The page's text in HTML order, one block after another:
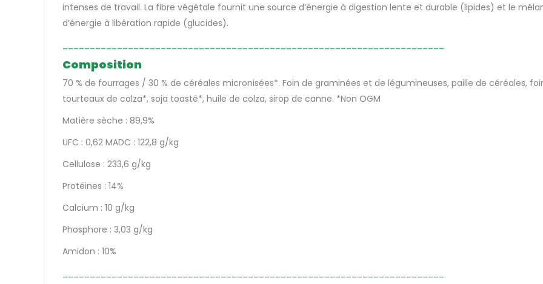
intenses de travail. La fibre végétale fournit une source d’énergie à digestion lente et durable (lipides) et le
d’énergie à libération rapide (glucides).
Composition
70 % de fourrages / 30 % de céréales micronisées*. Foin de graminées et de légumineuses, paille de céréales,
tourteaux de colza*, soja toasté*, huile de colza, sirop de canne. *Non OGM
Matière sèche : 89,9%
UFC : 0,62 MADC : 122,8 g/kg
Cellulose : 233,6 g/kg
Protéines : 14%
Calcium : 10 g/kg
Phosphore : 3,03 g/kg
Amidon : 10%